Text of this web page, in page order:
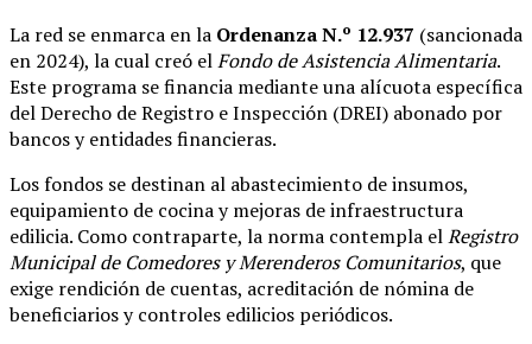
La red se enmarca en la Ordenanza N.º 12.937 (sancionada
en 2024), la cual creó elFondo de Asistencia Alimentaria.
Este programa se financia mediante una alícuota específica
del Derecho de Registro e Inspección (DREI) abonado por
bancos y entidades financieras.
Los fondos se destinan al abastecimiento de insumos,
equipamiento de cocina y mejoras de infraestructura
edilicia. Como contraparte, la norma contempla elRegistro
Municipal de Comedores y Merenderos Comunitarios, que
exige rendición de cuentas, acreditación de nómina de
beneficiarios y controles edilicios periódicos.